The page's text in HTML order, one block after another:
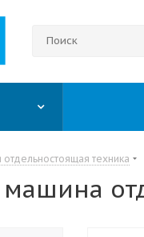
отдельностоящая техника